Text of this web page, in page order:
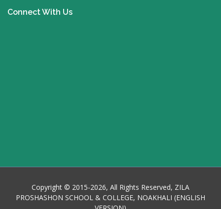
Connect With Us
Copyright © 2015-2026, All Rights Reserved, ZILA
PROSHASHON SCHOOL & COLLEGE, NOAKHALI (ENGLISH